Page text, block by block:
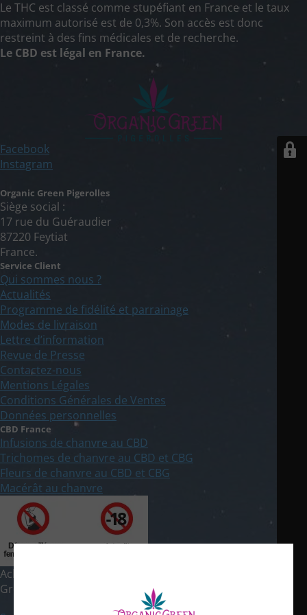
Le THC est classé comme stupéfiant en France et le taux
maximum autorisé est de 0,3%. Son accès est donc
restreint à des fins médicales et de recherche.
Le CBD est légal en France.
Facebook
Instagram
Organic Green Pigerolles
Siège social :
17 rue du Guéraudier
87220 Feytiat
France.
Service Client
Qui sommes nous ?
Actualités
Programme de fidélité et parrainage
Modes de livraison
Lettre d’information
Revue de Presse
Contactez-nous
Mentions Légales
Conditions Générales de Ventes
Données personnelles
CBD France
Infusions de chanvre au CBD
Trichomes de chanvre au CBD et CBG
Fleurs de chanvre au CBD et CBG
Macérât au chanvre
Achat de Chanvre CBD en France & Europe © 2021 Organic
Green Pigerolles | Réalisation du site by